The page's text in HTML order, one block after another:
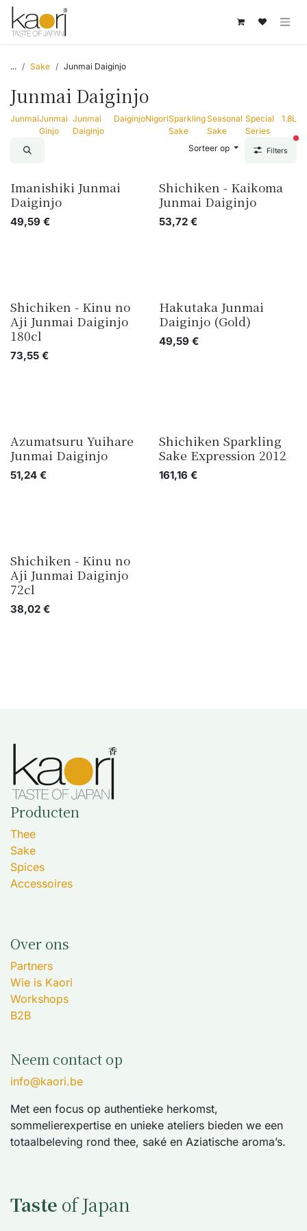
Overslaan naar inhoud
... Sake Junmai Daiginjo
Junmai Daiginjo
JunmaiJunmai
Ginjo
Junmai
Daiginjo
DaiginjoNigoriSparkling
Sake
Seasonal
Sake
Special
Series
1.8L
Sorteer op Filters
Imanishiki Junmai
Daiginjo
49,59 €
Shichiken - Kaikoma
Junmai Daiginjo
53,72€
Shichiken - Kinu no
Aji Junmai Daiginjo
180cl
73,55 €
Hakutaka Junmai
Daiginjo (Gold)
49,59 €
Azumatsuru Yuihare
Junmai Daiginjo
51,24 €
Shichiken Sparkling
Sake Expression 2012
161,16 €
Shichiken - Kinu no
Aji Junmai Daiginjo
72cl
38,02 €
Producten
Thee
Sake
Spices
Accessoires
Over ons
Partners
Wie is Kaori
Workshops
B2B
Neem contact op
info@kaori.be
Met een focus op authentieke herkomst,
sommelierexpertise en unieke ateliers bieden we een
totaalbeleving rond thee, saké en Aziatische aroma’s.
Taste of Japan